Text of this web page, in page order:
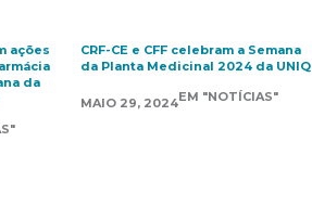
ações
da
CRF-CE e CFF celebram a Semana
da Planta Medicinal 2024 da UNIQ
MAIO 29, 2024EM "NOTÍCIAS"